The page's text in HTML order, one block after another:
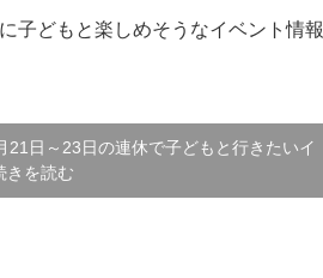
子どもと楽しめそうなイベント情報
21日～23日の連休で子どもと行きたいイ
きを読む